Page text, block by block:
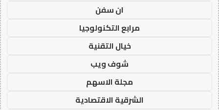
ان سفن
مرابع التكنولوجيا
خيال التقنية
شوف ويب
مجلة الاسهم
الشرقية الاقتصادية